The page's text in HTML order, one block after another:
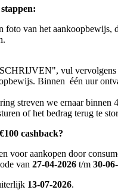
foto van het aankoopbewijs,
vul vervolgens
Binnen  één uur
streven we ernaar binnen
of het bedrag terug te
cashback?
voor aankopen door
van 27-04-2026 t/m 30-
13-07-2026.